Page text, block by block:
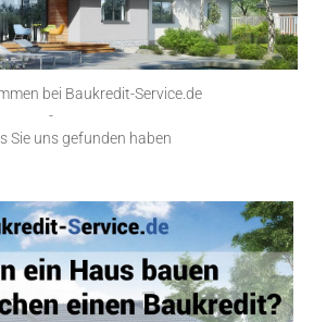
bei Baukredit-Service.de
-
Sie uns gefunden haben